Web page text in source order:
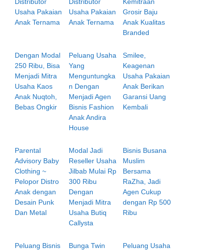
Usaha Pakaian
Anak Ternama
Usaha Pakaian
Anak Ternama
Grosir Baju
Anak Kualitas
Branded
Dengan Modal
250 Ribu, Bisa
Menjadi Mitra
Usaha Kaos
Anak Nuqtoh,
Bebas Ongkir
Peluang Usaha
Yang
Menguntungka
n Dengan
Menjadi Agen
Bisnis Fashion
Anak Andira
House
Smilee,
Keagenan
Usaha Pakaian
Anak Berikan
Garansi Uang
Kembali
Parental
Advisory Baby
Clothing ~
Pelopor Distro
Anak dengan
Desain Punk
Dan Metal
Modal Jadi
Reseller Usaha
Jilbab Mulai Rp
300 Ribu
Dengan
Menjadi Mitra
Usaha Butiq
Callysta
Bisnis Busana
Muslim
Bersama
RaZha, Jadi
Agen Cukup
dengan Rp 500
Ribu
Peluang Bisnis
Bunga Twin
Peluang Usaha